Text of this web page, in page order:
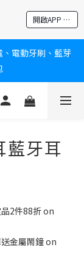
開啟APP 享隱藏優惠
無極限
極限
電動牙刷、藍芽
級冰霧，一秒開
無極限
藍牙耳
2件88折 on
金屬鬧鐘 on